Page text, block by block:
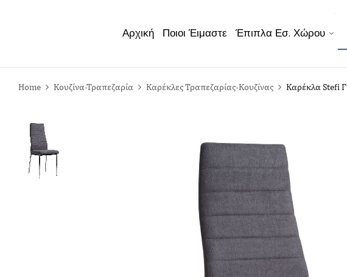
Αρχική Ποιοι Έιμαστε Έπιπλα Εσ. Χώρου
Home Κουζίνα-Τραπεζαρία Καρέκλες Τραπεζαρίας-Κουζίνας Καρέκλα Stefi